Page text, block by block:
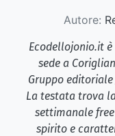
Autore:
Ecodellojonio.it
sede a
Gruppo editoriale
La testata trova
settimanale
spirito e